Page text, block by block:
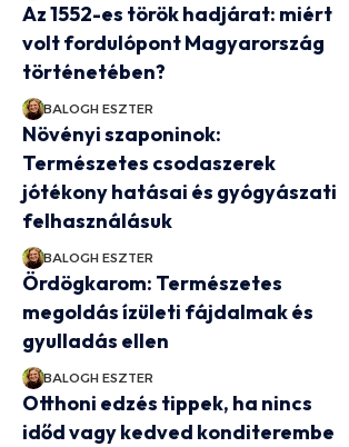
Az 1552-es török hadjárat: miért
volt fordulópont Magyarország
történetében?
BALOGH ESZTER
Növényi szaponinok:
Természetes csodaszerek
jótékony hatásai és gyógyászati
felhasználásuk
BALOGH ESZTER
Ördögkarom: Természetes
megoldás ízületi fájdalmak és
gyulladás ellen
BALOGH ESZTER
Otthoni edzés tippek, ha nincs
időd vagy kedved konditerembe